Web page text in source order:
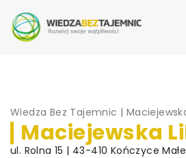
Wiedza Bez Tajemnic |
Maciejewska
ul. Rolna 15 | 43-410 Kończyce